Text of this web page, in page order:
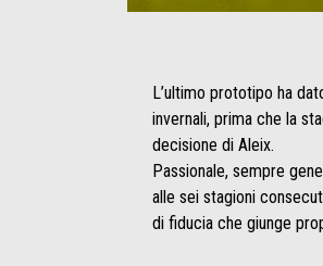
L’ultimo prototipo ha
invernali, prima che la
decisione di Aleix.
Passionale, sempre
alle sei stagioni
di fiducia che giunge